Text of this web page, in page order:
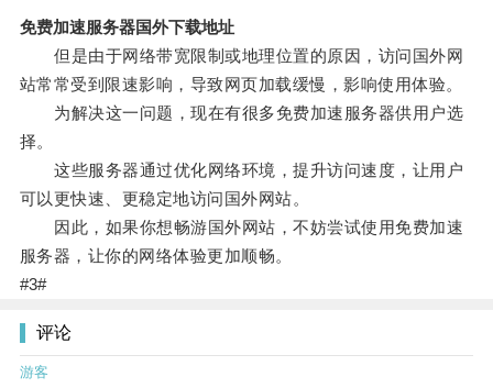
免费加速服务器国外下载地址
但是由于网络带宽限制或地理位置的原因，访问国外网
站常常受到限速影响，导致网页加载缓慢，影响使用体验。
为解决这一问题，现在有很多免费加速服务器供用户选
择。
这些服务器通过优化网络环境，提升访问速度，让用户
可以更快速、更稳定地访问国外网站。
因此，如果你想畅游国外网站，不妨尝试使用免费加速
服务器，让你的网络体验更加顺畅。
#3#
评论
游客